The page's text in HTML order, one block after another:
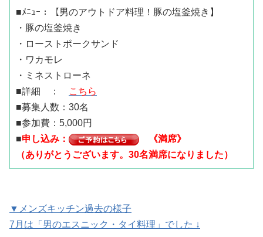
■ﾒﾆｭｰ：【男のアウトドア料理！豚の塩釜焼き】
・豚の塩釜焼き
・ローストポークサンド
・ワカモレ
・ミネストローネ
■詳細 ：
こちら
■募集人数：30名
■参加費：5,000円
■申し込み：
《満席》
（ありがとうございます。30名満席になりました）
▼メンズキッチン過去の様子
7月は「男のエスニック・タイ料理」でした ↓